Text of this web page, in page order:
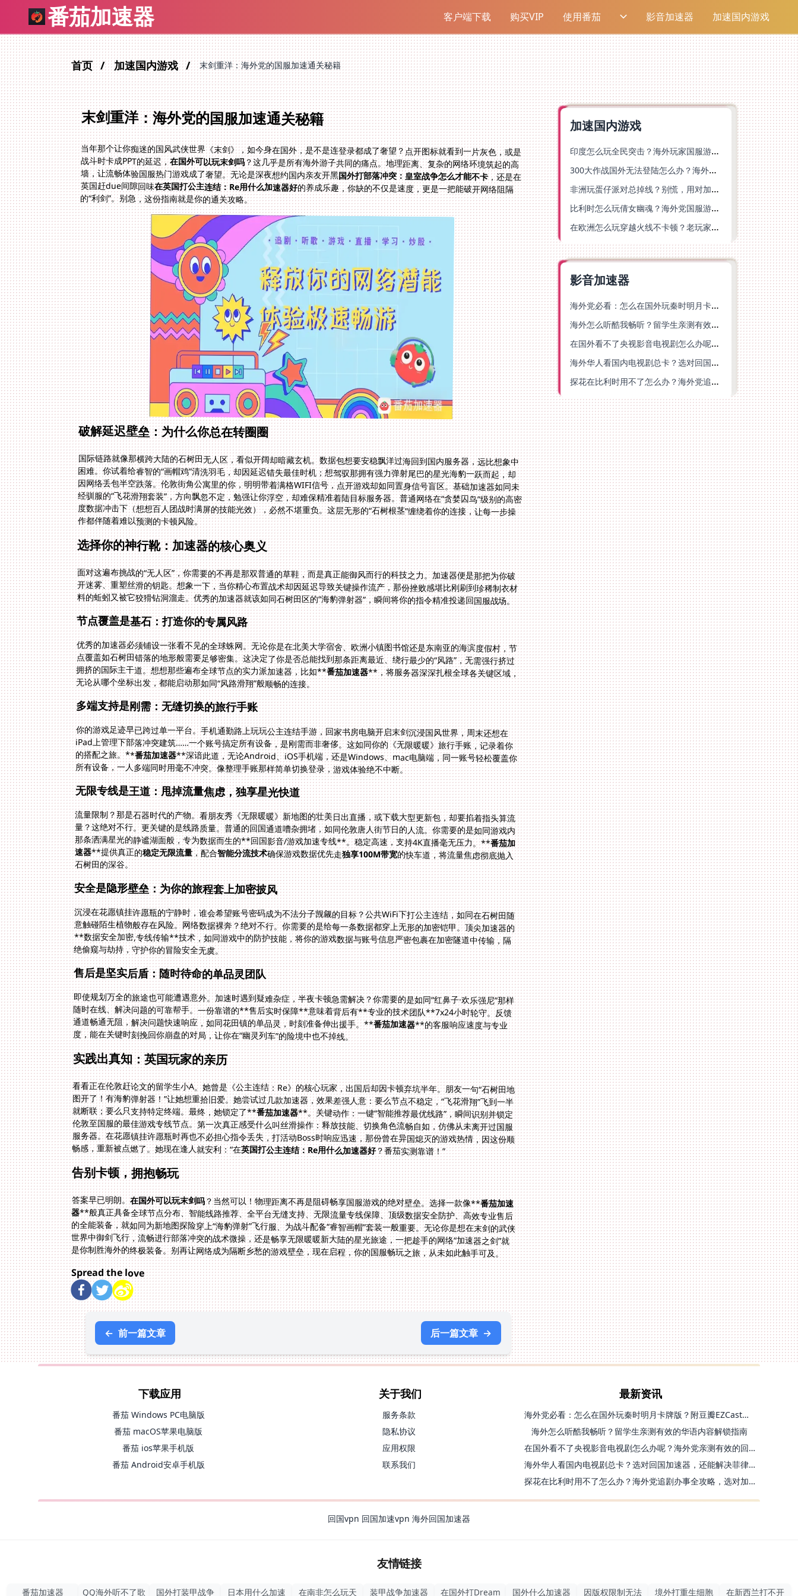
番茄加速器 客户端下载 购买VIP 使用番茄 影音加速器 加速国内游戏
首页 加速国内游戏 末剑重洋：海外党的国服加速通关秘籍
末剑重洋：海外党的国服加速通关秘籍
当年那个让你痴迷的国风武侠世界《末剑》，如今身在国外，是不是连登录都成了奢望？点开图标就看到一片灰色，或是
战斗时卡成PPT的延迟，在国外可以玩末剑吗？这几乎是所有海外游子共同的痛点。地理距离、复杂的网络环境筑起的高
墙，让流畅体验国服热门游戏成了奢望。无论是深夜想约国内亲友开黑国外打部落冲突：皇室战争怎么才能不卡，还是在
英国赶due间隙回味在英国打公主连结：Re用什么加速器好的养成乐趣，你缺的不仅是速度，更是一把能破开网络阻隔
的“利剑”。别急，这份指南就是你的通关攻略。
破解延迟壁垒：为什么你总在转圈圈
国际链路就像那横跨大陆的石树田无人区，看似开阔却暗藏玄机。数据包想要安稳飘洋过海回到国内服务器，远比想象中
困难。你试着给睿智的“画帽鸡”清洗羽毛，却因延迟错失最佳时机；想驾驭那拥有强力弹射尾巴的星光海豹一跃而起，却
因网络丢包半空跌落。伦敦街角公寓里的你，明明带着满格WIFI信号，点开游戏却如同置身信号盲区。基础加速器如同未
经驯服的“飞花滑翔套装”，方向飘忽不定，勉强让你浮空，却难保精准着陆目标服务器。普通网络在“贪婪囚鸟”级别的高密
度数据冲击下（想想百人团战时满屏的技能光效），必然不堪重负。这层无形的“石树根茎”缠绕着你的连接，让每一步操
作都伴随着难以预测的卡顿风险。
选择你的神行靴：加速器的核心奥义
面对这遍布挑战的“无人区”，你需要的不再是那双普通的草鞋，而是真正能御风而行的科技之力。加速器便是那把为你破
开迷雾、重塑丝滑的钥匙。想象一下，当你精心布置战术却因延迟导致关键操作流产，那份挫败感堪比刚刷到珍稀制衣材
料的蚯蚓又被它狡猾钻洞溜走。优秀的加速器就该如同石树田区的“海豹弹射器”，瞬间将你的指令精准投递回国服战场。
节点覆盖是基石：打造你的专属风路
优秀的加速器必须铺设一张看不见的全球蛛网。无论你是在北美大学宿舍、欧洲小镇图书馆还是东南亚的海滨度假村，节
点覆盖如石树田错落的地形般需要足够密集。这决定了你是否总能找到那条距离最近、绕行最少的“风路”，无需强行挤过
拥挤的国际主干道。想想那些遍布全球节点的实力派加速器，比如**番茄加速器**，将服务器深深扎根全球各关键区域，
无论从哪个坐标出发，都能启动那如同“风路滑翔”般顺畅的连接。
多端支持是刚需：无缝切换的旅行手账
你的游戏足迹早已跨过单一平台。手机通勤路上玩玩公主连结手游，回家书房电脑开启末剑沉浸国风世界，周末还想在
iPad上管理下部落冲突建筑……一个账号搞定所有设备，是刚需而非奢侈。这如同你的《无限暖暖》旅行手账，记录着你
的搭配之旅。**番茄加速器**深谙此道，无论Android、iOS手机端，还是Windows、mac电脑端，同一账号轻松覆盖你
所有设备，一人多端同时用毫不冲突。像整理手账那样简单切换登录，游戏体验绝不中断。
无限专线是王道：甩掉流量焦虑，独享星光快道
流量限制？那是石器时代的产物。看朋友秀《无限暖暖》新地图的壮美日出直播，或下载大型更新包，却要掐着指头算流
量？这绝对不行。更关键的是线路质量。普通的回国通道嘈杂拥堵，如同伦敦唐人街节日的人流。你需要的是如同游戏内
那条洒满星光的静谧湖面般，专为数据而生的**回国影音/游戏加速专线**。稳定高速，支持4K直播毫无压力。**番茄加
速器**提供真正的稳定无限流量，配合智能分流技术确保游戏数据优先走独享100M带宽的快车道，将流量焦虑彻底抛入
石树田的深谷。
安全是隐形壁垒：为你的旅程套上加密披风
沉浸在花愿镇挂许愿瓶的宁静时，谁会希望账号密码成为不法分子觊觎的目标？公共WiFi下打公主连结，如同在石树田随
意触碰陌生植物般存在风险。网络数据裸奔？绝对不行。你需要的是给每一条数据都穿上无形的加密铠甲。顶尖加速器的
**数据安全加密,专线传输**技术，如同游戏中的防护技能，将你的游戏数据与账号信息严密包裹在加密隧道中传输，隔
绝偷窥与劫持，守护你的冒险安全无虞。
售后是坚实后盾：随时待命的单品灵团队
即使规划万全的旅途也可能遭遇意外。加速时遇到疑难杂症，半夜卡顿急需解决？你需要的是如同“红鼻子·欢乐强尼”那样
随时在线、解决问题的可靠帮手。一份靠谱的**售后实时保障**意味着背后有**专业的技术团队**7x24小时轮守。反馈
通道畅通无阻，解决问题快速响应，如同花田镇的单品灵，时刻准备伸出援手。**番茄加速器**的客服响应速度与专业
度，能在关键时刻挽回你崩盘的对局，让你在“幽灵列车”的险境中也不掉线。
实践出真知：英国玩家的亲历
看看正在伦敦赶论文的留学生小A。她曾是《公主连结：Re》的核心玩家，出国后却因卡顿弃坑半年。朋友一句“石树田地
图开了！有海豹弹射器！”让她想重拾旧爱。她尝试过几款加速器，效果差强人意：要么节点不稳定，“飞花滑翔”飞到一半
就断联；要么只支持特定终端。最终，她锁定了**番茄加速器**。关键动作：一键“智能推荐最优线路”，瞬间识别并锁定
伦敦至国服的最佳游戏专线节点。第一次真正感受什么叫丝滑操作：释放技能、切换角色流畅自如，仿佛从未离开过国服
服务器。在花愿镇挂许愿瓶时再也不必担心指令丢失，打活动Boss时响应迅速，那份曾在异国熄灭的游戏热情，因这份顺
畅感，重新被点燃了。她现在逢人就安利：“在英国打公主连结：Re用什么加速器好？番茄实测靠谱！”
告别卡顿，拥抱畅玩
答案早已明朗。在国外可以玩末剑吗？当然可以！物理距离不再是阻碍畅享国服游戏的绝对壁垒。选择一款像**番茄加速
器**般真正具备全球节点分布、智能线路推荐、全平台无缝支持、无限流量专线保障、顶级数据安全防护、高效专业售后
的全能装备，就如同为新地图探险穿上“海豹弹射”飞行服、为战斗配备“睿智画帽”套装一般重要。无论你是想在末剑的武侠
世界中御剑飞行，流畅进行部落冲突的战术微操，还是畅享无限暖暖新大陆的星光旅途，一把趁手的网络“加速器之剑”就
是你制胜海外的终极装备。别再让网络成为隔断乡愁的游戏壁垒，现在启程，你的国服畅玩之旅，从未如此触手可及。
Spread the love
← 前一篇文章 后一篇文章 →
加速国内游戏
印度怎么玩全民突击？海外玩家国服游戏加速器终极指南（附原神延迟优化+精灵之境加速器选择）
300大作战国外无法登陆怎么办？海外玩家国服畅玩终极指南（附实测推荐）
非洲玩蛋仔派对总掉线？别慌，用对加速器就能丝滑开跑！
比利时怎么玩倩女幽魂？海外党国服游戏加速避坑指南（附实测推荐）
在欧洲怎么玩穿越火线不卡顿？老玩家亲测有效的加速器选择指南
影音加速器
海外党必看：怎么在国外玩秦时明月卡牌版？附豆瓣EZCast地区限制破解法
海外怎么听酷我畅听？留学生亲测有效的华语内容解锁指南
在国外看不了央视影音电视剧怎么办呢？海外党亲测有效的回国加速方案
海外华人看国内电视剧总卡？选对回国加速器，还能解决菲律宾打不开反诈中心的问题
探花在比利时用不了怎么办？海外党追剧办事全攻略，选对加速器就够了
下载应用
番茄 Windows PC电脑版
番茄 macOS苹果电脑版
番茄 ios苹果手机版
番茄 Android安卓手机版
关于我们
服务条款
隐私协议
应用权限
联系我们
最新资讯
海外党必看：怎么在国外玩秦时明月卡牌版？附豆瓣EZCast地区限制破解法
海外怎么听酷我畅听？留学生亲测有效的华语内容解锁指南
在国外看不了央视影音电视剧怎么办呢？海外党亲测有效的回国加速方案
海外华人看国内电视剧总卡？选对回国加速器，还能解决菲律宾打不开反诈中心的问题
探花在比利时用不了怎么办？海外党追剧办事全攻略，选对加速器就够了
回国vpn 回国加速vpn 海外回国加速器
友情链接
番茄加速器 QQ海外听不了歌 国外打装甲战争 日本用什么加速 在南非怎么玩天 装甲战争加速器 在国外打Dream 国外什么加速器 因版权限制无法 境外打重生细胞 在新西兰打不开